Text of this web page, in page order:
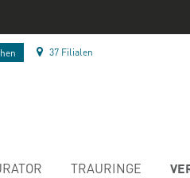
37 Filialen
TRAURINGE